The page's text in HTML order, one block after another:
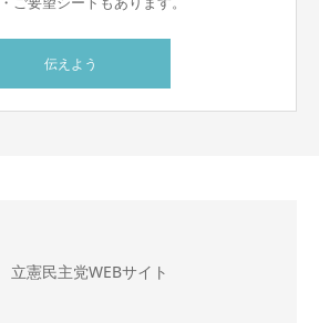
伝えよう
立憲民主党WEBサイト